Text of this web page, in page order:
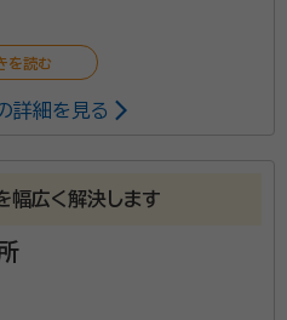
詳細を見る
幅広く解決します